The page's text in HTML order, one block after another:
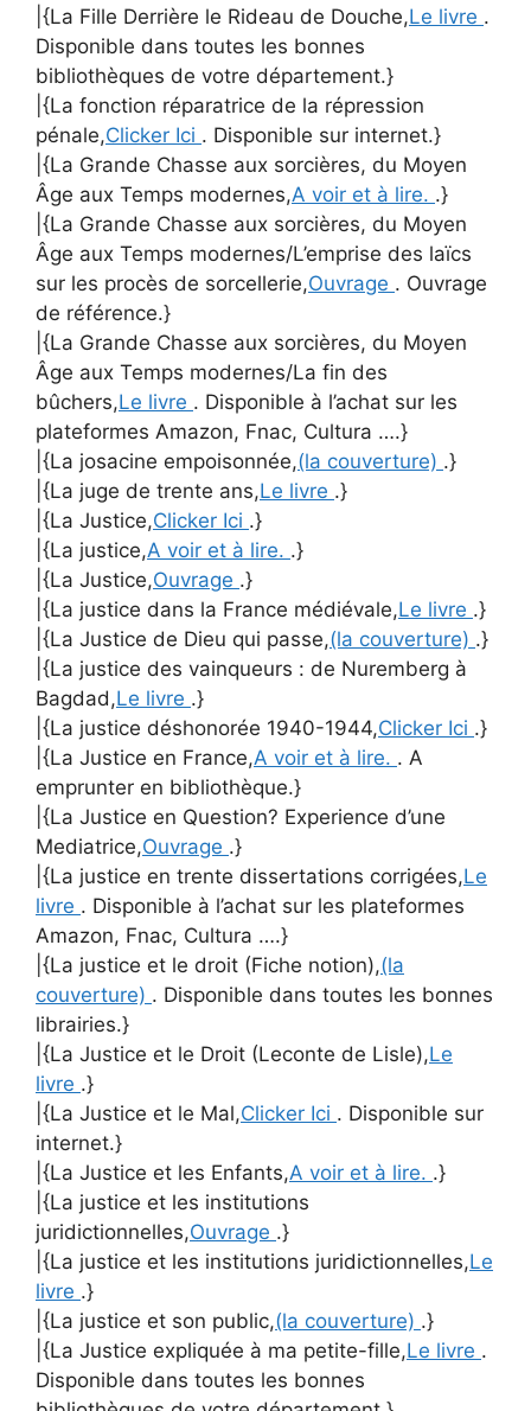
|{La Fille Derrière le Rideau de Douche,Le livre .
Disponible dans toutes les bonnes
bibliothèques de votre département.}
|{La fonction réparatrice de la répression
pénale,Clicker Ici . Disponible sur internet.}
|{La Grande Chasse aux sorcières, du Moyen
Âge aux Temps modernes,A voir et à lire. .}
|{La Grande Chasse aux sorcières, du Moyen
Âge aux Temps modernes/L’emprise des laïcs
sur les procès de sorcellerie,Ouvrage . Ouvrage
de référence.}
|{La Grande Chasse aux sorcières, du Moyen
Âge aux Temps modernes/La fin des
bûchers,Le livre . Disponible à l’achat sur les
plateformes Amazon, Fnac, Cultura ….}
|{La josacine empoisonnée,(la couverture) .}
|{La juge de trente ans,Le livre .}
|{La Justice,Clicker Ici .}
|{La justice,A voir et à lire. .}
|{La Justice,Ouvrage .}
|{La justice dans la France médiévale,Le livre .}
|{La Justice de Dieu qui passe,(la couverture) .}
|{La justice des vainqueurs : de Nuremberg à
Bagdad,Le livre .}
|{La justice déshonorée 1940-1944,Clicker Ici .}
|{La Justice en France,A voir et à lire. . A
emprunter en bibliothèque.}
|{La Justice en Question? Experience d’une
Mediatrice,Ouvrage .}
|{La justice en trente dissertations corrigées,Le
livre . Disponible à l’achat sur les plateformes
Amazon, Fnac, Cultura ….}
|{La justice et le droit (Fiche notion),(la
couverture) . Disponible dans toutes les bonnes
librairies.}
|{La Justice et le Droit (Leconte de Lisle),Le
livre .}
|{La Justice et le Mal,Clicker Ici . Disponible sur
internet.}
|{La Justice et les Enfants,A voir et à lire. .}
|{La justice et les institutions
juridictionnelles,Ouvrage .}
|{La justice et les institutions juridictionnelles,Le
livre .}
|{La justice et son public,(la couverture) .}
|{La Justice expliquée à ma petite-fille,Le livre .
Disponible dans toutes les bonnes